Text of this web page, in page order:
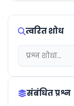
त्वरित शोध
संबंधित प्रश्न